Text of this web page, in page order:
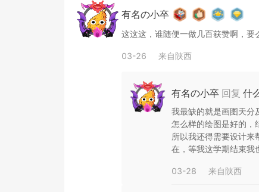
有名の小卒
这这这，谁随便一做几百获赞啊，
03-26 来自陕西
有名の小卒 回复 什
我最缺的就是画图天分
怎么样的绘图是好的，
所以我还得需要设计来
在，等我这学期结束我
03-28 来自陕西